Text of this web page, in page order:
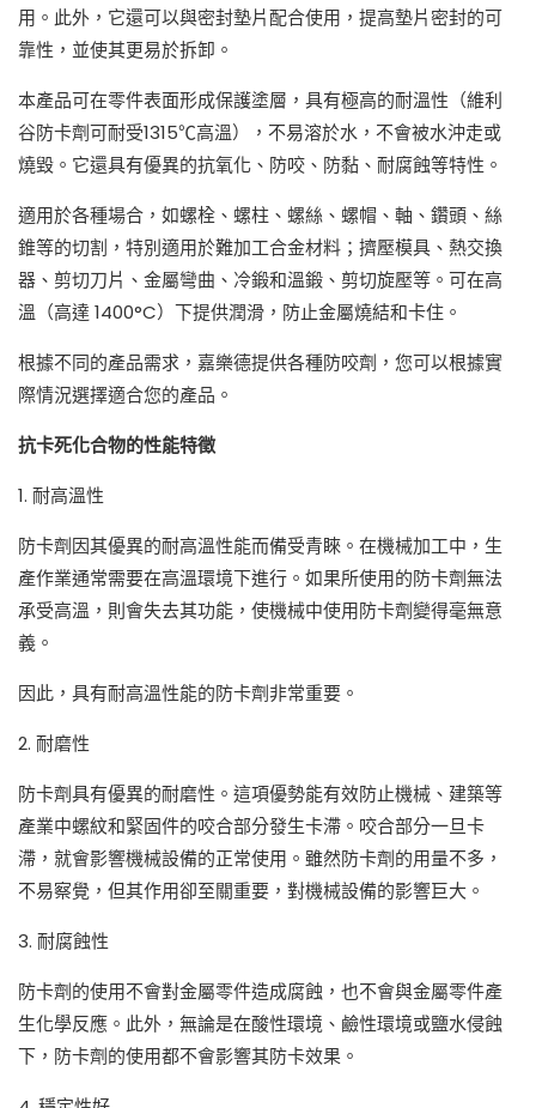
用。此外，它還可以與密封墊片配合使用，提高墊片密封的可
靠性，並使其更易於拆卸。
本產品可在零件表面形成保護塗層，具有極高的耐溫性（維利
谷防卡劑可耐受1315℃高溫），不易溶於水，不會被水沖走或
燒毀。它還具有優異的抗氧化、防咬、防黏、耐腐蝕等特性。
適用於各種場合，如螺栓、螺柱、螺絲、螺帽、軸、鑽頭、絲
錐等的切割，特別適用於難加工合金材料；擠壓模具、熱交換
器、剪切刀片、金屬彎曲、冷鍛和溫鍛、剪切旋壓等。可在高
溫（高達 1400°C）下提供潤滑，防止金屬燒結和卡住。
根據不同的產品需求，嘉樂德提供各種防咬劑，您可以根據實
際情況選擇適合您的產品。
抗卡死化合物的性能特徵
1. 耐高溫性
防卡劑因其優異的耐高溫性能而備受青睞。在機械加工中，生
產作業通常需要在高溫環境下進行。如果所使用的防卡劑無法
承受高溫，則會失去其功能，使機械中使用防卡劑變得毫無意
義。
因此，具有耐高溫性能的防卡劑非常重要。
2. 耐磨性
防卡劑具有優異的耐磨性。這項優勢能有效防止機械、建築等
產業中螺紋和緊固件的咬合部分發生卡滯。咬合部分一旦卡
滯，就會影響機械設備的正常使用。雖然防卡劑的用量不多，
不易察覺，但其作用卻至關重要，對機械設備的影響巨大。
3. 耐腐蝕性
防卡劑的使用不會對金屬零件造成腐蝕，也不會與金屬零件產
生化學反應。此外，無論是在酸性環境、鹼性環境或鹽水侵蝕
下，防卡劑的使用都不會影響其防卡效果。